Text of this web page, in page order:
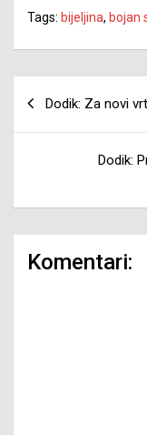
Tags: bijeljina, bojan
Dodik: Za novi
Dodik:
Komentari: